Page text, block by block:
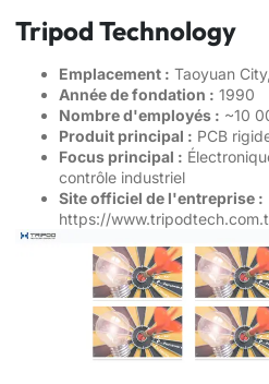
Tripod Technology
Emplacement : Taoyuan
Année de fondation : 1990
Nombre d'employés : ~10
Produit principal : PCB
Focus principal :
contrôle industriel
Site officiel de l'entreprise :
https://